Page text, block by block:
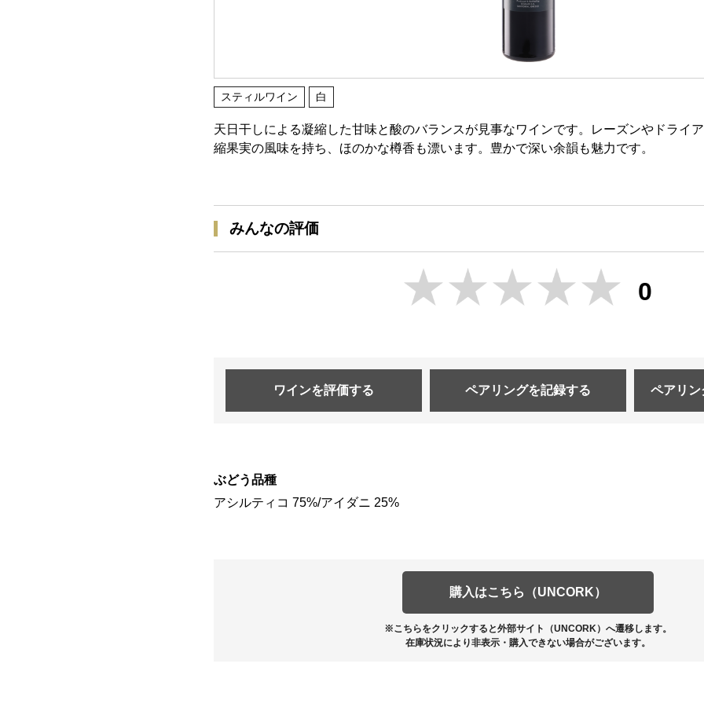
スティルワイン 白
天日干しによる凝縮した甘味と酸のバランスが見事なワインです。レーズンやドライ
縮果実の風味を持ち、ほのかな樽香も漂います。豊かで深い余韻も魅力です。
みんなの評価
0
ワインを評価する ペアリングを記録する ペアリン
ぶどう品種
アシルティコ 75%/アイダニ 25%
購入はこちら（UNCORK）
※こちらをクリックすると外部サイト（UNCORK）へ遷移します。
在庫状況により非表示・購入できない場合がございます。